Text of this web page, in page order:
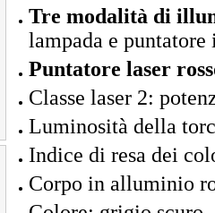
Tre modalità di
lampada e puntatore
Puntatore laser
Classe laser 2:
Luminosità della
Indice di resa dei
Corpo in alluminio